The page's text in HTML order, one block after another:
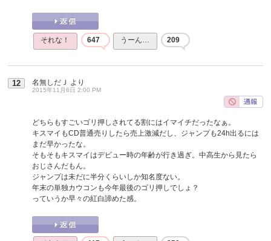
それな！ 647 うーん… 209
12 名無しだＪ より
2015年11月6日 2:00 PM
どちらもすごいゴリ押しされてる割にはイマイチだったなぁ。
キスマイもCD普通売りしたら売上激減だし、ジャンプも24h出るには
まだ早かったな。
そもそもキスマイはデビュー時の年齢が行き過ぎ。中高生から見たら
おじさんだもん。
ジャンプは未だに半分くらいしか知名度ない。
年末の単独カウコンも今年最後のゴリ押しでしょ？
っていうか早々の紅白諦めた感。